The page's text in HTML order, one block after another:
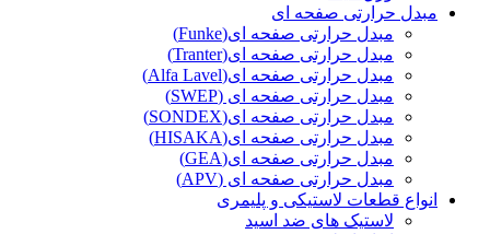
مبدل حرارتی صفحه ای
مبدل حرارتی صفحه ای(Funke)
مبدل حرارتی صفحه ای(Tranter)
مبدل حرارتی صفحه ای(Alfa Lavel)
مبدل حرارتی صفحه ای (SWEP)
مبدل حرارتی صفحه ای(SONDEX)
مبدل حرارتی صفحه ای(HISAKA)
مبدل حرارتی صفحه ای(GEA)
مبدل حرارتی صفحه ای (APV)
انواع قطعات لاستیکی و پلیمری
لاستیک های ضد اسید